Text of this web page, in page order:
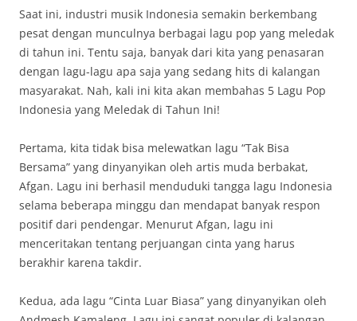
Saat ini, industri musik Indonesia semakin berkembang
pesat dengan munculnya berbagai lagu pop yang meledak
di tahun ini. Tentu saja, banyak dari kita yang penasaran
dengan lagu-lagu apa saja yang sedang hits di kalangan
masyarakat. Nah, kali ini kita akan membahas 5 Lagu Pop
Indonesia yang Meledak di Tahun Ini!
Pertama, kita tidak bisa melewatkan lagu “Tak Bisa
Bersama” yang dinyanyikan oleh artis muda berbakat,
Afgan. Lagu ini berhasil menduduki tangga lagu Indonesia
selama beberapa minggu dan mendapat banyak respon
positif dari pendengar. Menurut Afgan, lagu ini
menceritakan tentang perjuangan cinta yang harus
berakhir karena takdir.
Kedua, ada lagu “Cinta Luar Biasa” yang dinyanyikan oleh